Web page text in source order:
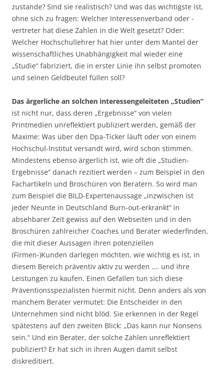
zustande? Sind sie realistisch? Und was das wichtigste ist,
ohne sich zu fragen: Welcher Interessenverband oder -
vertreter hat diese Zahlen in die Welt gesetzt? Oder:
Welcher Hochschullehrer hat hier unter dem Mantel der
wissenschaftliches Unabhängigkeit mal wieder eine
„Studie“ fabriziert, die in erster Linie ihn selbst promoten
und seinen Geldbeutel füllen soll?
Das ärgerliche an solchen interessengeleiteten „Studien“
ist nicht nur, dass deren „Ergebnisse“ von vielen
Printmedien unreflektiert publiziert werden, gemäß der
Maxime: Was über den Dpa-Ticker läuft oder von einem
Hochschul-Institut versandt wird, wird schon stimmen.
Mindestens ebenso ärgerlich ist, wie oft die „Studien-
Ergebnisse“ danach rezitiert werden – zum Beispiel in den
Fachartikeln und Broschüren von Beratern. So wird man
zum Beispiel die BILD-Expertenaussage „inzwischen ist
jeder Neunte in Deutschland Burn-out-erkrankt“ in
absehbarer Zeit gewiss auf den Webseiten und in den
Broschüren zahlreicher Coaches und Berater wiederfinden,
die mit dieser Aussagen ihren potenziellen
(Firmen-)Kunden darlegen möchten, wie wichtig es ist, in
diesem Bereich präventiv aktiv zu werden …. und ihre
Leistungen zu kaufen. Einen Gefallen tun sich diese
Präventionsspezialisten hiermit nicht. Denn anders als von
manchem Berater vermutet: Die Entscheider in den
Unternehmen sind nicht blöd. Sie erkennen in der Regel
spätestens auf den zweiten Blick: „Das kann nur Nonsens
sein.“ Und ein Berater, der solche Zahlen unreflektiert
publiziert? Er hat sich in ihren Augen damit selbst
diskreditiert.